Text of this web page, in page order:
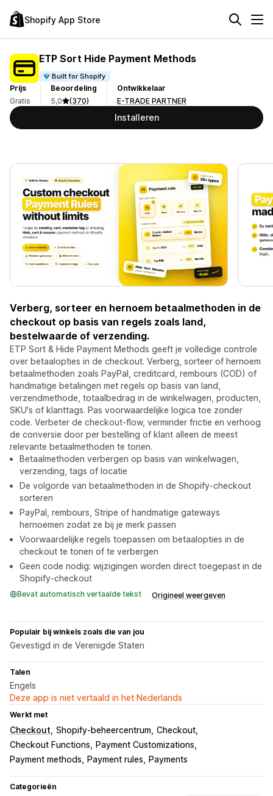
Shopify App Store
ETP Sort Hide Payment Methods
Built for Shopify
Prijs
Gratis
Beoordeling
5,0
(370)
Ontwikkelaar
E-TRADE PARTNER
Installeren
Verberg, sorteer en hernoem betaalmethoden in de
checkout op basis van regels zoals land,
bestelwaarde of verzending.
ETP Sort & Hide Payment Methods geeft je volledige controle
over betaalopties in de checkout. Verberg, sorteer of hernoem
betaalmethoden zoals PayPal, creditcard, rembours (COD) of
handmatige betalingen met regels op basis van land,
verzendmethode, totaalbedrag in de winkelwagen, producten,
SKU's of klanttags. Pas voorwaardelijke logica toe zonder
code. Verbeter de checkout-flow, verminder frictie en verhoog
de conversie door per bestelling of klant alleen de meest
relevante betaalmethoden te tonen.
Betaalmethoden verbergen op basis van winkelwagen,
verzending, tags of locatie
De volgorde van betaalmethoden in de Shopify-checkout
sorteren
PayPal, rembours, Stripe of handmatige gateways
hernoemen zodat ze bij je merk passen
Voorwaardelijke regels toepassen om betaalopties in de
checkout te tonen of te verbergen
Geen code nodig: wijzigingen worden direct toegepast in de
Shopify-checkout
Bevat automatisch vertaalde tekst Origineel weergeven
Populair bij winkels zoals die van jou
Gevestigd in de Verenigde Staten
Talen
Engels
Deze app is niet vertaald in het Nederlands
Werkt met
Checkout Shopify-beheercentrum Checkout
Checkout Functions
Payment Customizations
Payment methods
Payment rules Payments
Categorieën